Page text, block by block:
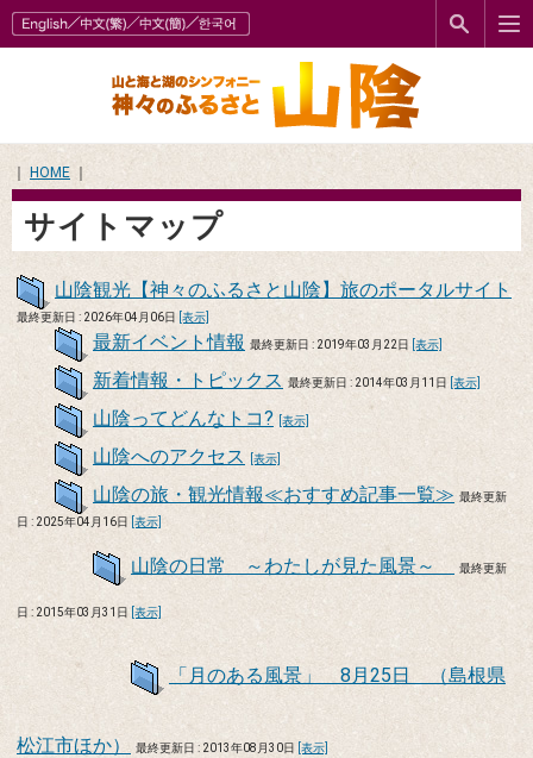
HOME
サイトマップ
山陰観光【神々のふるさと山陰】旅のポータルサイト
最終更新日 : 2026年04月06日 [表示]
最新イベント情報 最終更新日 : 2019年03月22日 [表示]
新着情報・トピックス 最終更新日 : 2014年03月11日 [表示]
山陰ってどんなトコ? [表示]
山陰へのアクセス [表示]
山陰の旅・観光情報≪おすすめ記事一覧≫ 最終更新
日 : 2025年04月16日
[表示]
山陰の日常 ～わたしが見た風景～ 最終更新
日 : 2015年03月31日 [表示]
「月のある風景」 8月25日 （島根県
松江市ほか） 最終更新日 : 2013年08月30日 [表示]